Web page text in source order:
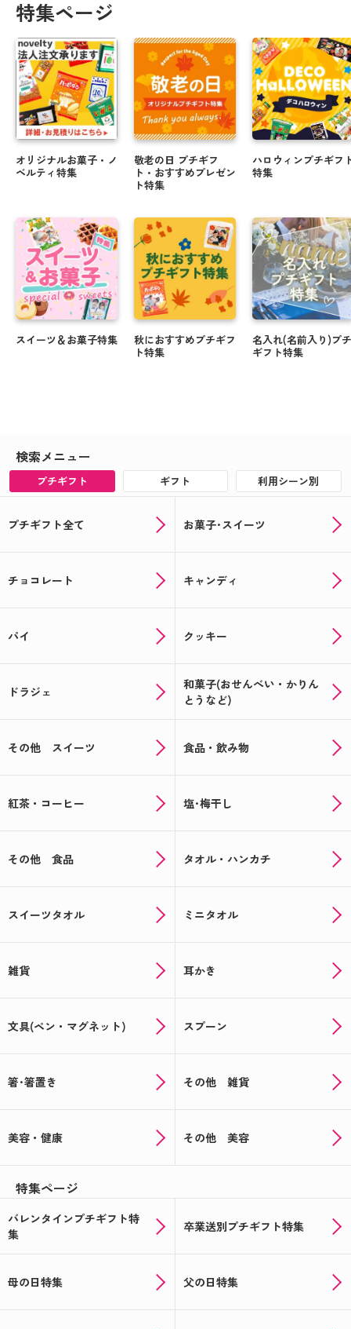
特集ページ
オリジナルお菓子・ノ
ベルティ特集
スイーツ＆お菓子特集
敬老の日 プチギフ
ト・おすすめプレゼン
ト特集
秋におすすめプチギフ
ト特集
ハロウィンプチギフ
特集
名入れ(名前入り)プチ
ギフト特集
検索メニュー
プチギフト ギフト 利用シーン別
プチギフト全て お菓子･スイーツ
チョコレート キャンディ
パイ クッキー
ドラジェ
和菓子(おせんべい・かりん
とうなど)
その他 スイーツ 食品・飲み物
紅茶・コーヒー 塩･梅干し
その他 食品 タオル・ハンカチ
スイーツタオル ミニタオル
雑貨 耳かき
文具(ペン・マグネット) スプーン
箸･箸置き その他 雑貨
美容・健康 その他 美容
特集ページ
バレンタインプチギフト特
集
卒業送別プチギフト特集
母の日特集 父の日特集